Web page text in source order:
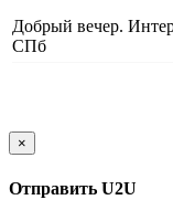
Добрый вечер.
СПб
×
Отправить U2U